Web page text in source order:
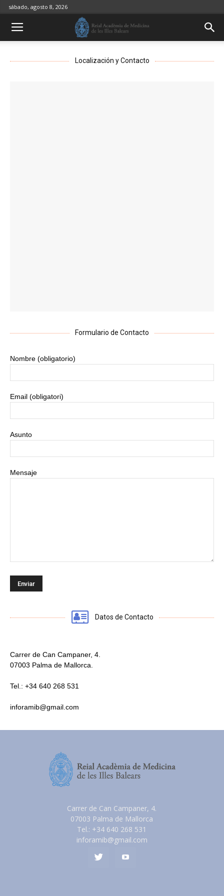
sábado, agosto 8, 2026
Localización y Contacto
Formulario de Contacto
Nombre (obligatorio)
Email (obligatori)
Asunto
Mensaje
Datos de Contacto
Carrer de Can Campaner, 4.
07003 Palma de Mallorca.
Tel.: +34 640 268 531
inforamib@gmail.com
Carrer de Can Campaner, 4.
07003 Palma de Mallorca
Tel.: +34 640 268 531
inforamib@gmail.com